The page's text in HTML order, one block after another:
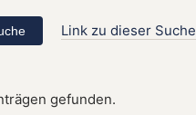
Link zu dieser Suche
gefunden.